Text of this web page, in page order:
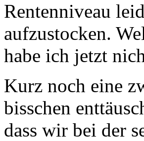
Rentenniveau
aufzustocken.
habe ich jetzt
Kurz noch eine
bisschen
dass wir bei der